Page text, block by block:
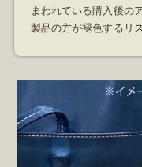
まわれている購入後の
製品の方が褪色するリ